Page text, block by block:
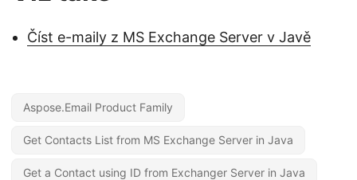
Číst e-maily z MS Exchange Server v Javě
Aspose.Email Product Family
Get Contacts List from MS Exchange Server in Java
Get a Contact using ID from Exchanger Server in Java